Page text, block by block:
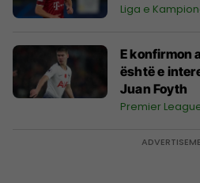
Liga e
E konfirmon
është e
Juan Foyth
Premier